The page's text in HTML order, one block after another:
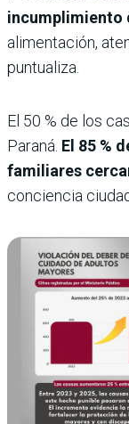
incumplimiento
alimentación,
puntualiza.
El 50 % de los
Paraná. El 85 %
familiares
conciencia